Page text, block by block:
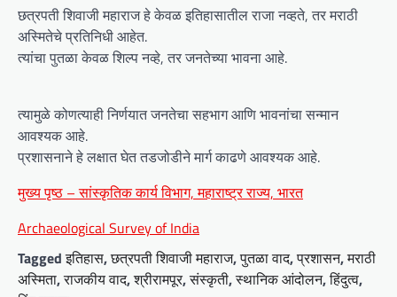
छत्रपती शिवाजी महाराज हे केवळ इतिहासातील राजा नव्हते, तर मराठी
अस्मितेचे प्रतिनिधी आहेत.
त्यांचा पुतळा केवळ शिल्प नव्हे, तर जनतेच्या भावना आहे.
त्यामुळे कोणत्याही निर्णयात जनतेचा सहभाग आणि भावनांचा सन्मान
आवश्यक आहे.
प्रशासनाने हे लक्षात घेत तडजोडीने मार्ग काढणे आवश्यक आहे.
मुख्य पृष्ठ – सांस्कृतिक कार्य विभाग, महाराष्ट्र राज्य, भारत
Archaeological Survey of India
Taggedइतिहास,छत्रपती शिवाजी महाराज,पुतळा वाद,प्रशासन,मराठी
अस्मिता,राजकीय वाद,श्रीरामपूर,संस्कृती,स्थानिक आंदोलन,हिंदुत्व,